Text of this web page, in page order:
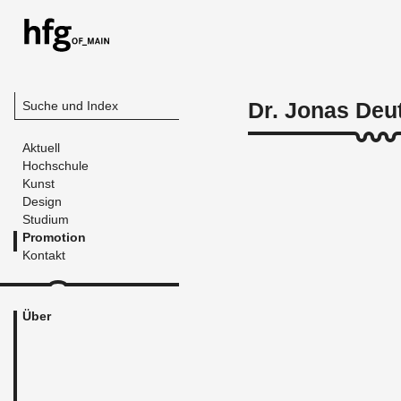
Suche und Index
Aktuell
Hochschule
Kunst
Design
Studium
Promotion
Kontakt
Über
Dr. Jonas